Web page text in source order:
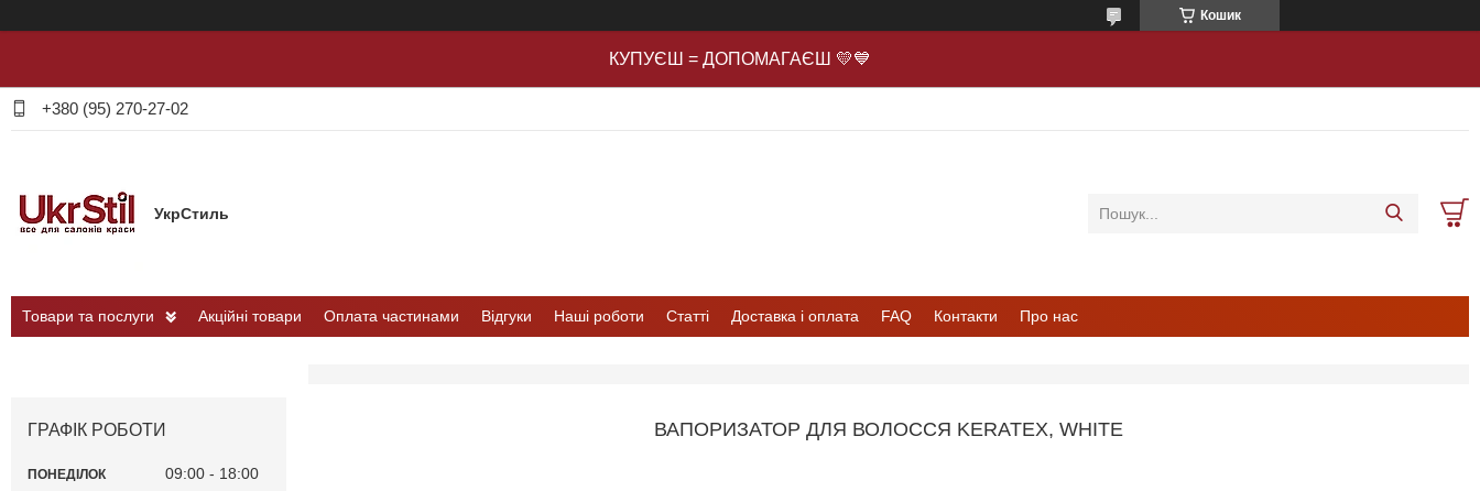
Кошик
КУПУЄШ = ДОПОМАГАЄШ 💛💙
+380 (95) 270-27-02
УкрСтиль
Товари та послуги Акційні товари Оплата частинами Відгуки Наші роботи Статті Доставка і оплата FAQ Контакти Про нас
ВАПОРИЗАТОР ДЛЯ ВОЛОССЯ KERATEX, WHITE
ГРАФІК РОБОТИ
ПОНЕДІЛОК 09:00 18:00